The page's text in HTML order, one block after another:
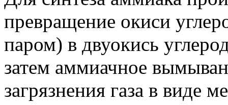
превращение окиси
паром) в двуокись
затем аммиачное
загрязнения газа в виде